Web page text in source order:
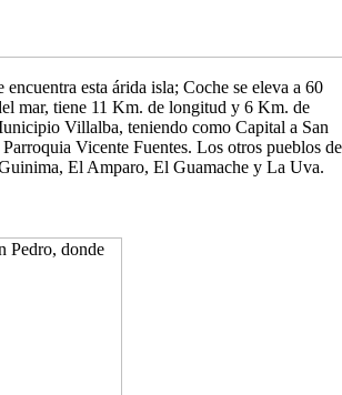
esta árida isla; Coche se eleva a 60
mar, tiene 11 Km. de longitud y 6 Km. de
Villalba, teniendo como Capital a San
Vicente Fuentes. Los otros pueblos de
El Amparo, El Guamache y La Uva.